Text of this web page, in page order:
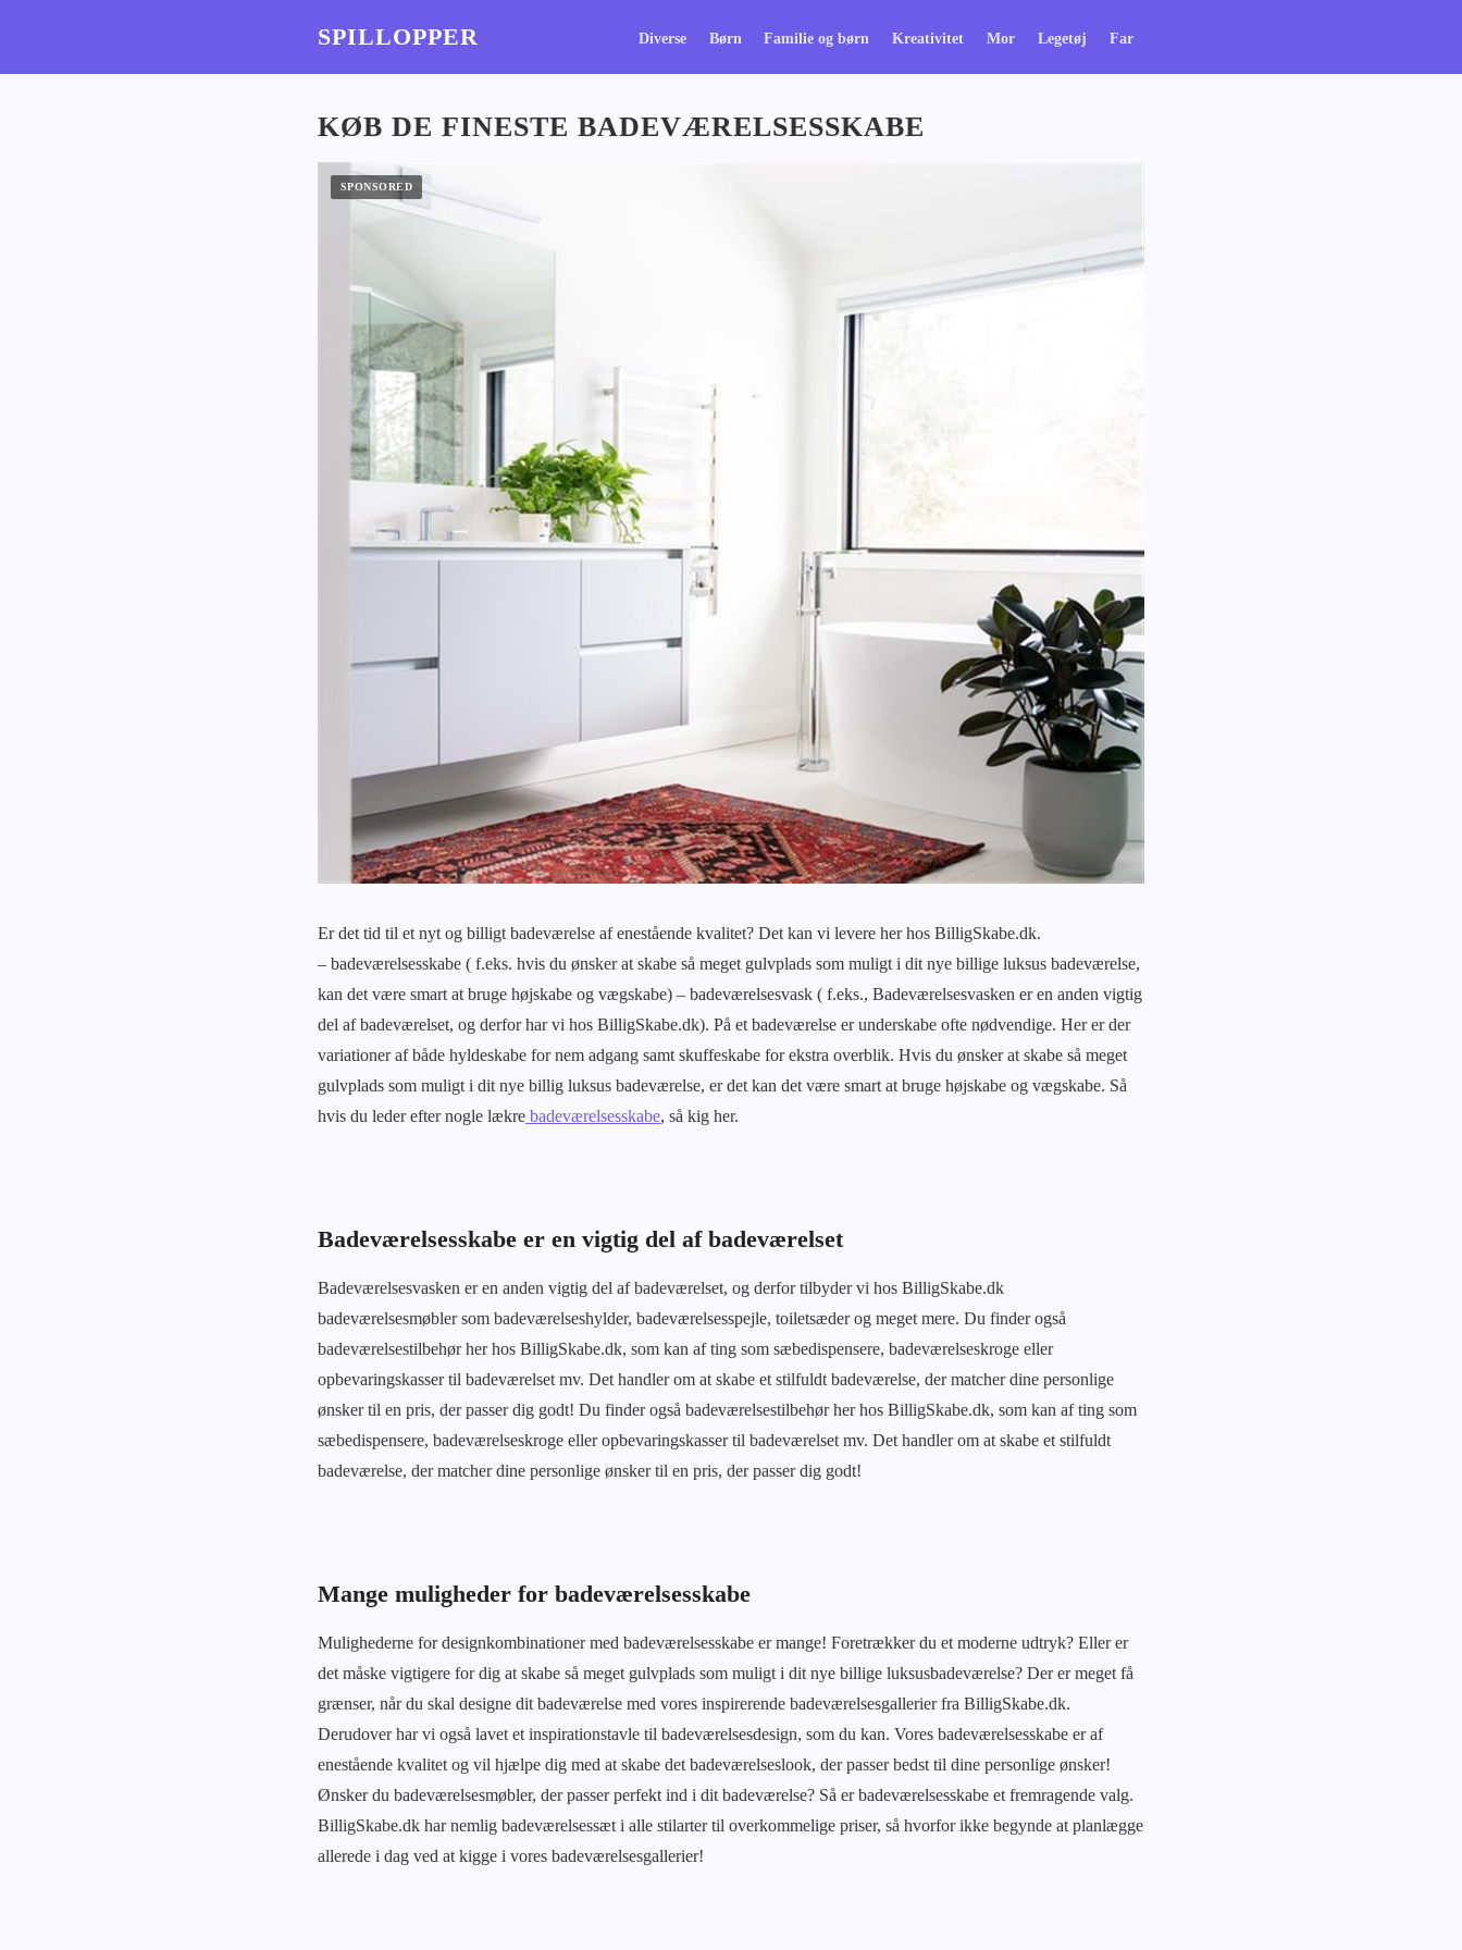
SPILLOPPER Diverse Børn Familie og børn Kreativitet Mor Legetøj Far
KØB DE FINESTE BADEVÆRELSESSKABE
Er det tid til et nyt og billigt badeværelse af enestående kvalitet? Det kan vi levere her hos BilligSkabe.dk.
– badeværelsesskabe ( f.eks. hvis du ønsker at skabe så meget gulvplads som muligt i dit nye billige luksus badeværelse,
kan det være smart at bruge højskabe og vægskabe) – badeværelsesvask ( f.eks., Badeværelsesvasken er en anden vigtig
del af badeværelset, og derfor har vi hos BilligSkabe.dk). På et badeværelse er underskabe ofte nødvendige. Her er der
variationer af både hyldeskabe for nem adgang samt skuffeskabe for ekstra overblik. Hvis du ønsker at skabe så meget
gulvplads som muligt i dit nye billig luksus badeværelse, er det kan det være smart at bruge højskabe og vægskabe. Så
hvis du leder efter nogle lækre badeværelsesskabe, så kig her.
Badeværelsesskabe er en vigtig del af badeværelset
Badeværelsesvasken er en anden vigtig del af badeværelset, og derfor tilbyder vi hos BilligSkabe.dk
badeværelsesmøbler som badeværelseshylder, badeværelsesspejle, toiletsæder og meget mere. Du finder også
badeværelsestilbehør her hos BilligSkabe.dk, som kan af ting som sæbedispensere, badeværelseskroge eller
opbevaringskasser til badeværelset mv. Det handler om at skabe et stilfuldt badeværelse, der matcher dine personlige
ønsker til en pris, der passer dig godt! Du finder også badeværelsestilbehør her hos BilligSkabe.dk, som kan af ting som
sæbedispensere, badeværelseskroge eller opbevaringskasser til badeværelset mv. Det handler om at skabe et stilfuldt
badeværelse, der matcher dine personlige ønsker til en pris, der passer dig godt!
Mange muligheder for badeværelsesskabe
Mulighederne for designkombinationer med badeværelsesskabe er mange! Foretrækker du et moderne udtryk? Eller er
det måske vigtigere for dig at skabe så meget gulvplads som muligt i dit nye billige luksusbadeværelse? Der er meget få
grænser, når du skal designe dit badeværelse med vores inspirerende badeværelsesgallerier fra BilligSkabe.dk.
Derudover har vi også lavet et inspirationstavle til badeværelsesdesign, som du kan. Vores badeværelsesskabe er af
enestående kvalitet og vil hjælpe dig med at skabe det badeværelseslook, der passer bedst til dine personlige ønsker!
Ønsker du badeværelsesmøbler, der passer perfekt ind i dit badeværelse? Så er badeværelsesskabe et fremragende valg.
BilligSkabe.dk har nemlig badeværelsessæt i alle stilarter til overkommelige priser, så hvorfor ikke begynde at planlægge
allerede i dag ved at kigge i vores badeværelsesgallerier!